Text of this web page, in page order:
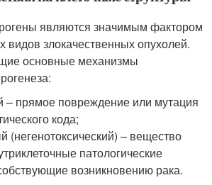
являются значимым фактором
видов злокачественных опухолей.
основные механизмы
– прямое повреждение или мутация
кода;
(негенотоксический) – вещество
патологические
возникновению рака.